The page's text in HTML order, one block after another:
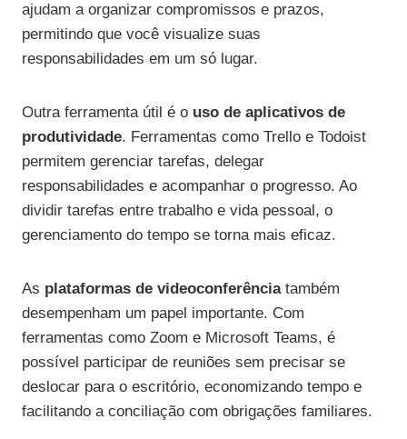
ajudam a organizar compromissos e prazos,
permitindo que você visualize suas
responsabilidades em um só lugar.
Outra ferramenta útil é o uso de aplicativos de
produtividade. Ferramentas como Trello e Todoist
permitem gerenciar tarefas, delegar
responsabilidades e acompanhar o progresso. Ao
dividir tarefas entre trabalho e vida pessoal, o
gerenciamento do tempo se torna mais eficaz.
As plataformas de videoconferênciatambém
desempenham um papel importante. Com
ferramentas como Zoom e Microsoft Teams, é
possível participar de reuniões sem precisar se
deslocar para o escritório, economizando tempo e
facilitando a conciliação com obrigações familiares.